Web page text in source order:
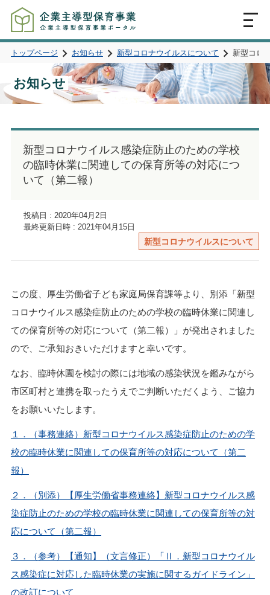
MENU
トップページ お知らせ 新型コロナウイルスについて 新型コロ
お知らせ
新型コロナウイルス感染症防止のための学校
の臨時休業に関連しての保育所等の対応につ
いて（第二報）
投稿日 : 2020年04月2日
最終更新日時 : 2021年04月15日
新型コロナウイルスについて
この度、厚生労働省子ども家庭局保育課等より、別添「新型
コロナウイルス感染症防止のための学校の臨時休業に関連し
ての保育所等の対応について（第二報）」が発出されました
ので、ご承知おきいただけますと幸いです。
なお、臨時休園を検討の際には地域の感染状況を鑑みながら
市区町村と連携を取ったうえでご判断いただくよう、ご協力
をお願いいたします。
１．（事務連絡）新型コロナウイルス感染症防止のための学
校の臨時休業に関連しての保育所等の対応について（第二
報）
２．（別添）【厚生労働省事務連絡】新型コロナウイルス感
染症防止のための学校の臨時休業に関連しての保育所等の対
応について（第二報）
３．（参考）【通知】（文言修正）「Ⅱ．新型コロナウイル
ス感染症に対応した臨時休業の実施に関するガイドライン」
の改訂について